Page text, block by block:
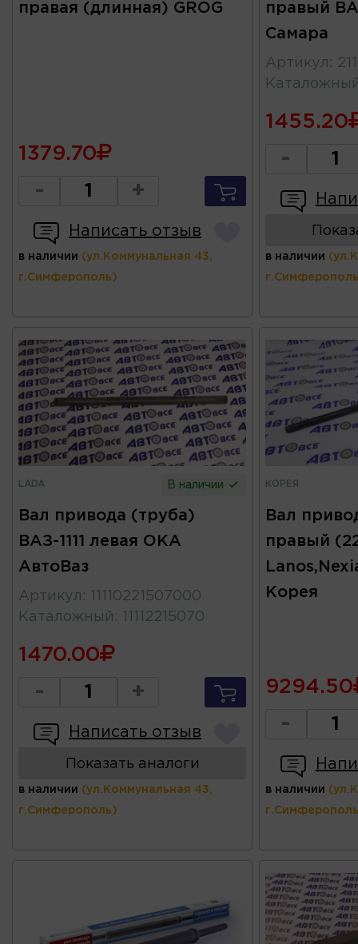
правая (длинная) GROG
1379.70
- +
Написать отзыв
в наличии (ул.Коммунальная 43,
г.Симферополь)
правый
Самара
Артикул :
1455.20
-
в наличии
LADA В наличии
Вал привода (труба)
ВАЗ-1111 левая ОКА
АвтоВаз
Артикул :
11110221507000
Каталожный : 11112215070
1470.00
- +
Написать отзыв
Показать аналоги
в наличии (ул.Коммунальная 43,
г.Симферополь)
КОРЕЯ
Вал
правый
Корея
9294.50
-
в наличии